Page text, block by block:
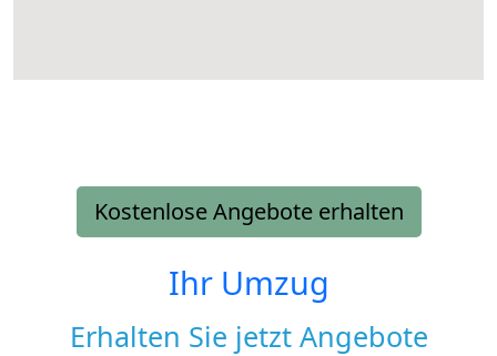
Kostenlose Angebote erhalten
Ihr Umzug
Erhalten Sie jetzt Angebote